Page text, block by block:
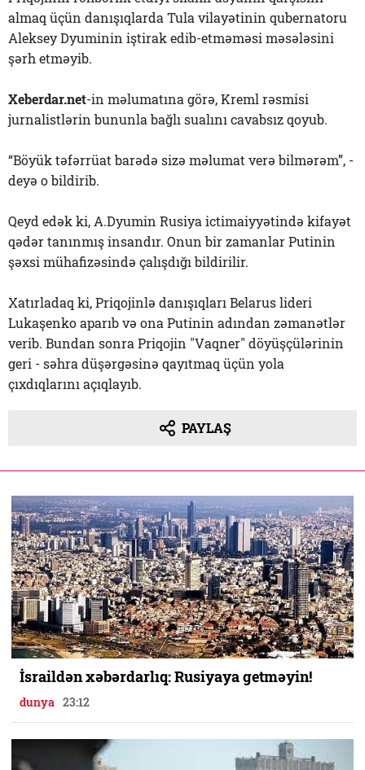
almaq üçün danışıqlarda Tula vilayətinin qubernatoru
Aleksey Dyuminin iştirak edib-etməməsi məsələsini
şərh etməyib.
Xeberdar.net-in məlumatına görə, Kreml rəsmisi
jurnalistlərin bununla bağlı sualını cavabsız qoyub.
“Böyük təfərrüat barədə sizə məlumat verə bilmərəm”, -
deyə o bildirib.
Qeyd edək ki, A.Dyumin Rusiya ictimaiyyətində kifayət
qədər tanınmış insandır. Onun bir zamanlar Putinin
şəxsi mühafizəsində çalışdığı bildirilir.
Xatırladaq ki, Priqojinlə danışıqları Belarus lideri
Lukaşenko aparıb və ona Putinin adından zəmanətlər
verib. Bundan sonra Priqojin "Vaqner" döyüşçülərinin
geri - səhra düşərgəsinə qayıtmaq üçün yola
çıxdıqlarını açıqlayıb.
PAYLAŞ
İsraildən xəbərdarlıq: Rusiyaya getməyin!
dunya 23:12